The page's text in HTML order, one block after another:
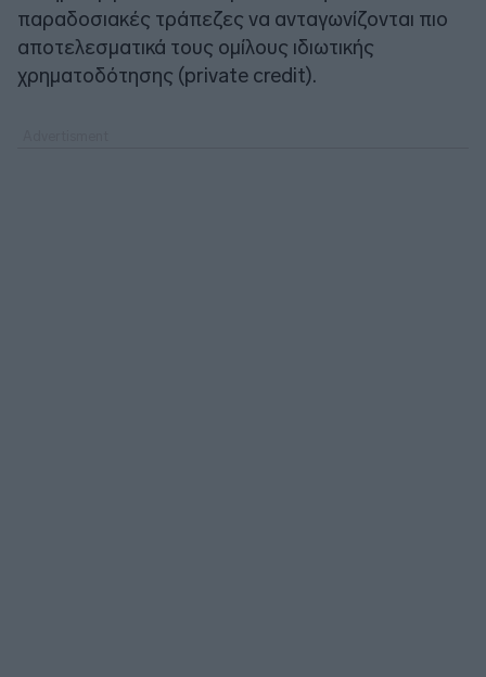
παραδοσιακές τράπεζες να ανταγωνίζονται πιο
αποτελεσματικά τους ομίλους ιδιωτικής
χρηματοδότησης (private credit).